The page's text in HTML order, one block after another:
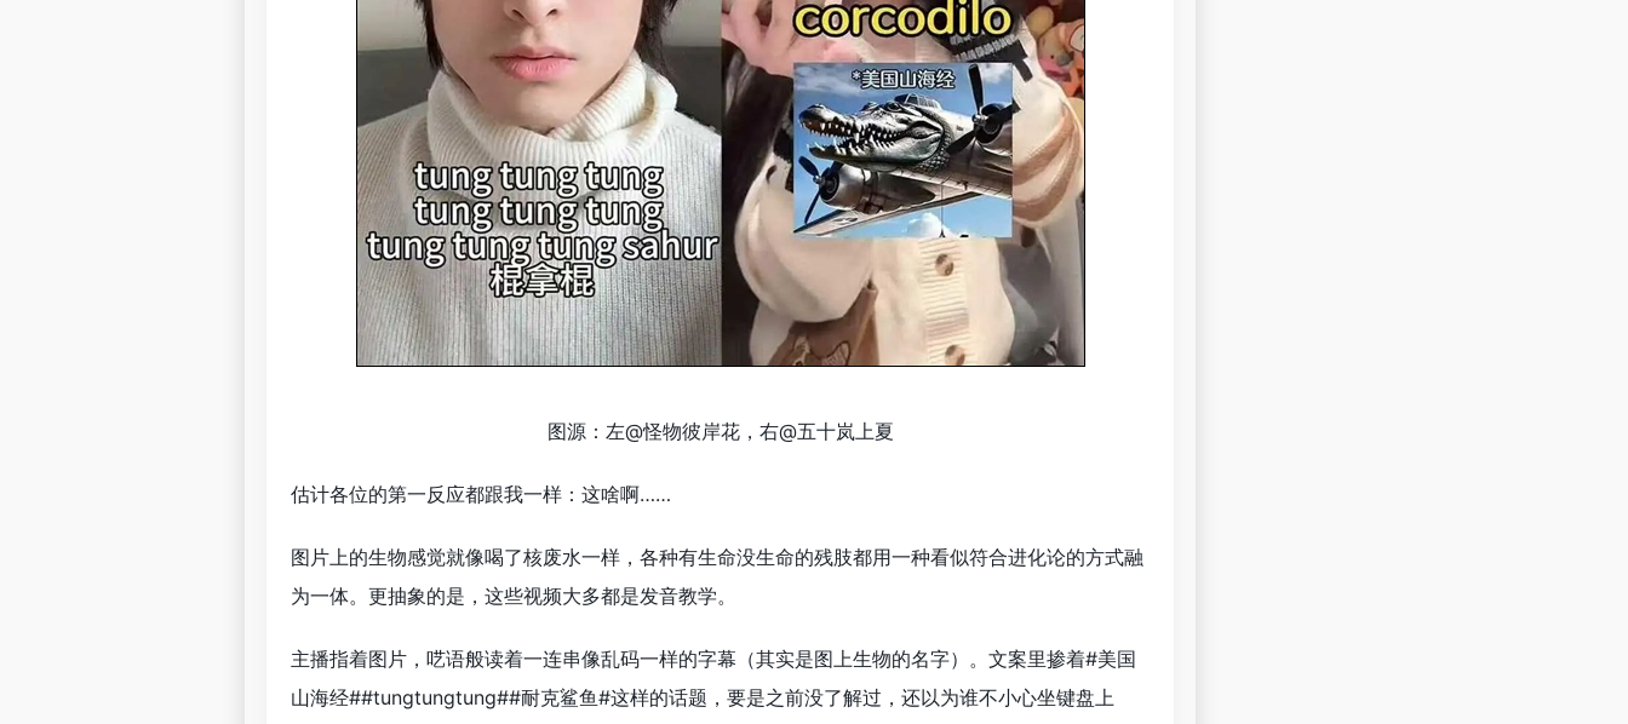
图源：左@怪物彼岸花，右@五十岚上夏
估计各位的第一反应都跟我一样：这啥啊……
图片上的生物感觉就像喝了核废水一样，各种有生命没生命的残肢都用一种看似符合进化论的方式融
为一体。更抽象的是，这些视频大多都是发音教学。
主播指着图片，呓语般读着一连串像乱码一样的字幕（其实是图上生物的名字）。文案里掺着#美国
山海经##tungtungtung##耐克鲨鱼#这样的话题，要是之前没了解过，还以为谁不小心坐键盘上